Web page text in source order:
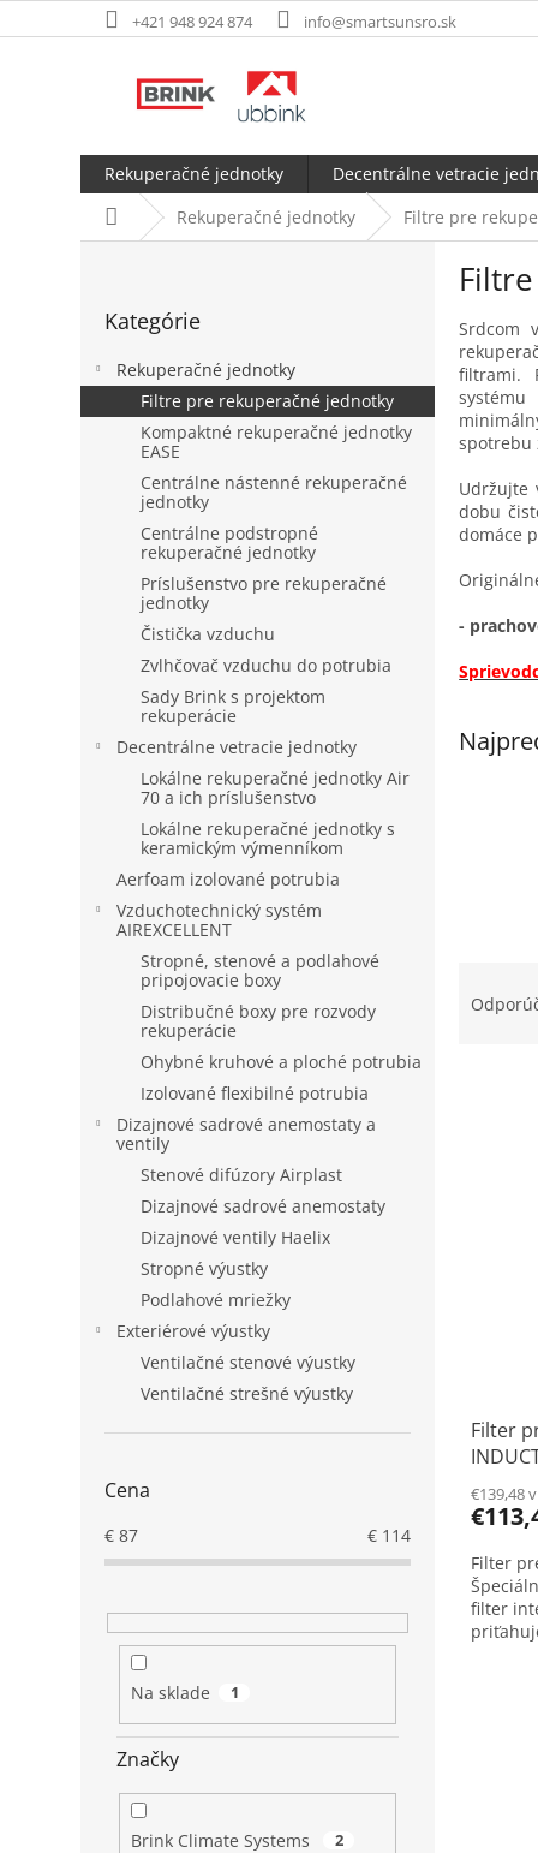
na
+421 948 924 874 info@smartsunsro.sk
Rekuperačné jednotky Decentrálne vetracie
DomovRekuperačné jednotky Filtre pre
p
a
kategórie
Kategórie
Rekuperačné jednotky
Filtre pre rekuperačné jednotky
Kompaktné rekuperačné jednotky
EASE
Centrálne nástenné rekuperačné
jednotky
Centrálne podstropné
rekuperačné jednotky
Príslušenstvo pre rekuperačné
jednotky
Čistička vzduchu
Zvlhčovač vzduchu do potrubia
Sady Brink s projektom
rekuperácie
Decentrálne vetracie jednotky
Lokálne rekuperačné jednotky Air
70 a ich príslušenstvo
Lokálne rekuperačné jednotky s
keramickým výmenníkom
Aerfoam izolované potrubia
Vzduchotechnický systém
AIREXCELLENT
Stropné, stenové a podlahové
pripojovacie boxy
Distribučné boxy pre rozvody
rekuperácie
Ohybné kruhové a ploché potrubia
Izolované flexibilné potrubia
Dizajnové sadrové anemostaty a
ventily
Stenové difúzory Airplast
Dizajnové sadrové anemostaty
Dizajnové ventily Haelix
Stropné výustky
Podlahové mriežky
Exteriérové výustky
Ventilačné stenové výustky
Ventilačné strešné výustky
Cena
€87 € 114
Na sklade 1
Značky
Brink Climate Systems 2
Srdcom
filtrami.
spotrebu
Udržujte
dobu
domáce
-
Filter
€139,48
Filter
filter